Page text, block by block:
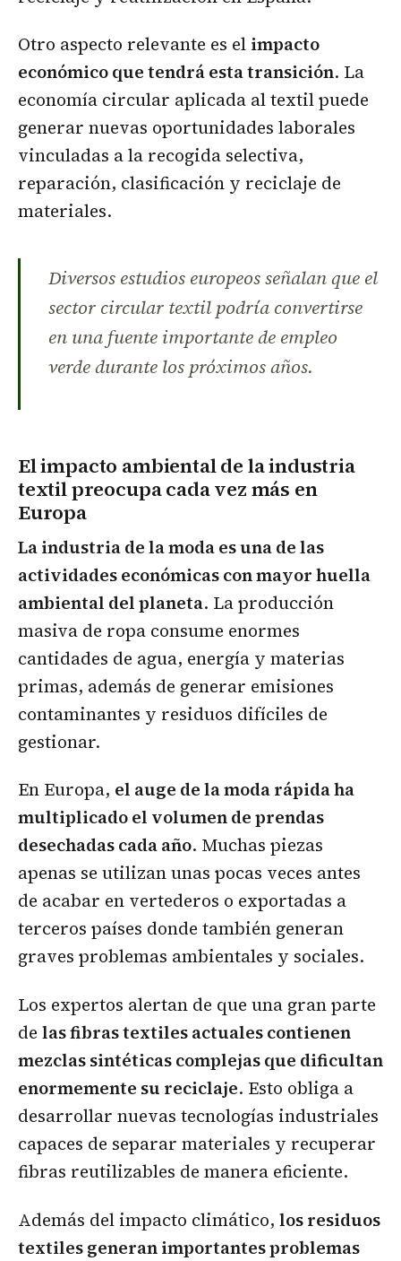
Otro aspecto relevante es el impacto
económico que tendrá esta transición. La
economía circular aplicada al textil puede
generar nuevas oportunidades laborales
vinculadas a la recogida selectiva,
reparación, clasificación y reciclaje de
materiales.
Diversos estudios europeos señalan que el
sector circular textil podría convertirse
en una fuente importante de empleo
verde durante los próximos años.
El impacto ambiental de la industria
textil preocupa cada vez más en
Europa
La industria de la moda es una de las
actividades económicas con mayor huella
ambiental del planeta. La producción
masiva de ropa consume enormes
cantidades de agua, energía y materias
primas, además de generar emisiones
contaminantes y residuos difíciles de
gestionar.
En Europa, el auge de la moda rápida ha
multiplicado el volumen de prendas
desechadas cada año. Muchas piezas
apenas se utilizan unas pocas veces antes
de acabar en vertederos o exportadas a
terceros países donde también generan
graves problemas ambientales y sociales.
Los expertos alertan de que una gran parte
de las fibras textiles actuales contienen
mezclas sintéticas complejas que dificultan
enormemente su reciclaje. Esto obliga a
desarrollar nuevas tecnologías industriales
capaces de separar materiales y recuperar
fibras reutilizables de manera eficiente.
Además del impacto climático, los residuos
textiles generan importantes problemas